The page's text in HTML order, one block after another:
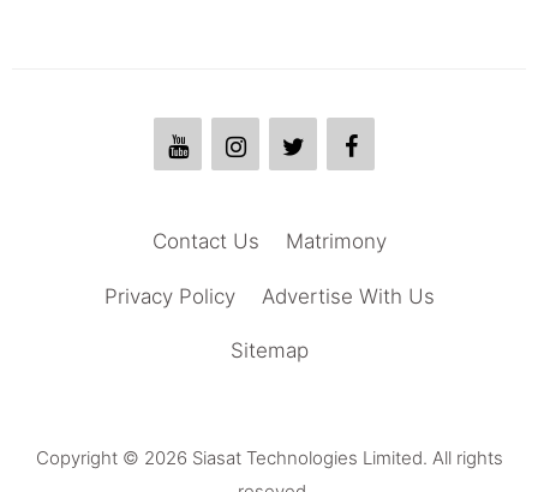
Matrimony
Contact Us
Advertise With Us
Privacy Policy
Sitemap
Copyright © 2026 Siasat Technologies Limited. All rights